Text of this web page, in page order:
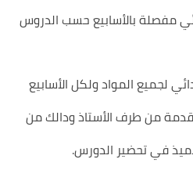
مفصلة بالأسابيع حسب الدروس
لجميع المواد ولكل الأسابيع
من طرف الأستاذ ودالك من
في تحضير الدورس.